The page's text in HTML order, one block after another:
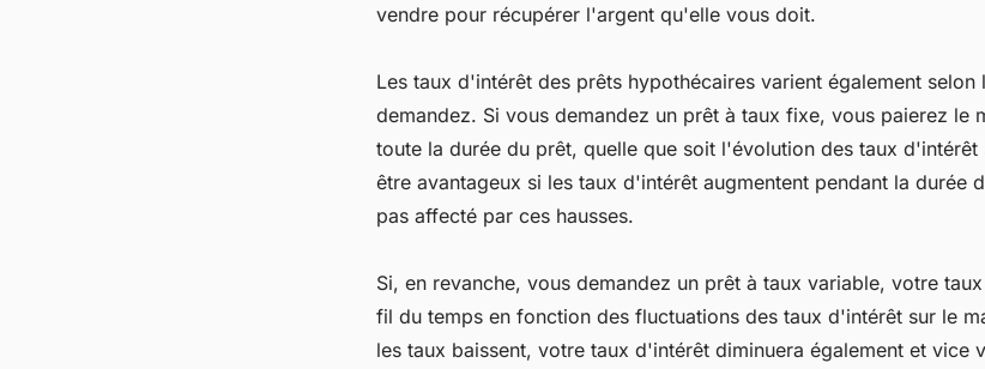
vendre pour récupérer l'argent qu'elle vous doit.
Les taux d'intérêt des prêts hypothécaires varient également
demandez. Si vous demandez un prêt à taux fixe, vous paierez le
toute la durée du prêt, quelle que soit l'évolution des taux d'intérêt
être avantageux si les taux d'intérêt augmentent pendant la durée
pas affecté par ces hausses.
Si, en revanche, vous demandez un prêt à taux variable, votre
fil du temps en fonction des fluctuations des taux d'intérêt sur le
les taux baissent, votre taux d'intérêt diminuera également et vice